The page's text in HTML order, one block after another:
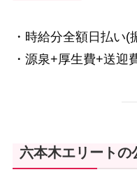
・時給分全額日払い(
・源泉+厚生費+送迎
六本木エリートの